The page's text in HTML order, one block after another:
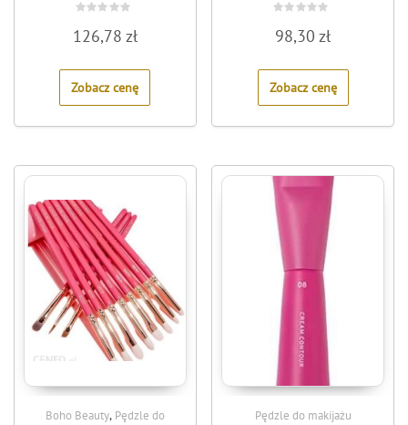
0
out
5
126,78 zł
Zobacz cenę
0
out
5
98,30zł
Zobacz cenę
Boho Beauty, Pędzle do
Pędzle do makijażu